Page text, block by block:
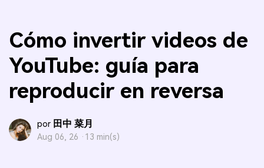
Cómo invertir videos de
YouTube: guía para
reproducir en reversa
por 田中 菜月
Aug 06, 26 · 13 min(s)